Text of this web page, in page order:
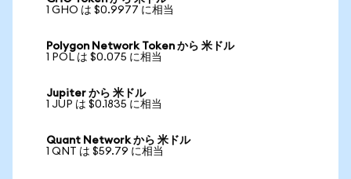
1 GHO は $0.9977 に相当
Polygon Network Token から 米ドル
1 POL は $0.075 に相当
Jupiter から 米ドル
1 JUP は $0.1835 に相当
Quant Network から 米ドル
1 QNT は $59.79 に相当